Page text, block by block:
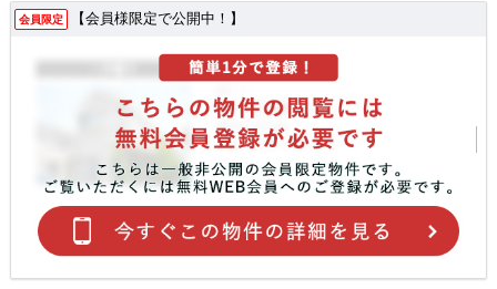
会員限定 【会員様限定で公開中！】